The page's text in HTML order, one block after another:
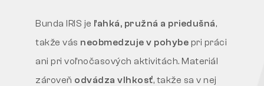
Bunda IRIS je ľahká, pružná a priedušná,
takže vás neobmedzuje v pohybe pri práci
ani pri voľnočasových aktivitách. Materiál
zároveň odvádza vlhkosť, takže sa v nej